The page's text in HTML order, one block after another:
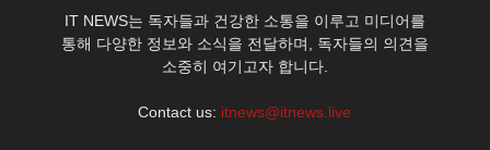
IT NEWS는 독자들과 건강한 소통을 이루고 미디어를
통해 다양한 정보와 소식을 전달하며, 독자들의 의견을
소중히 여기고자 합니다.
Contact us: itnews@itnews.live